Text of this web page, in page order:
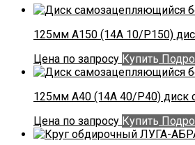
125мм А150 (14А 10/Р150)
Цена по запросу Купить
125мм А40 (14А 40/Р40) диск
Цена по запросу Купить